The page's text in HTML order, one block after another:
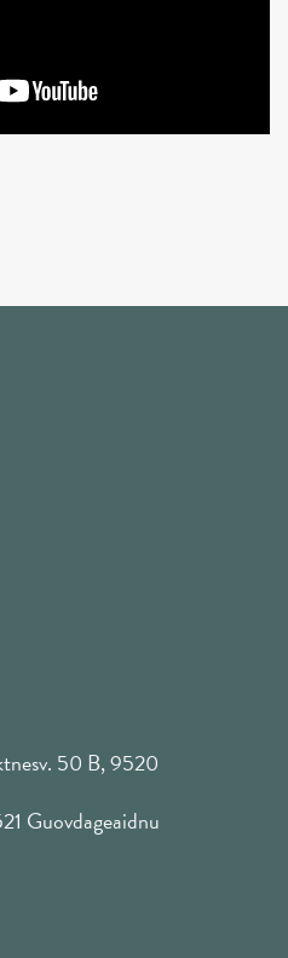
50 B, 9520
Guovdageaidnu